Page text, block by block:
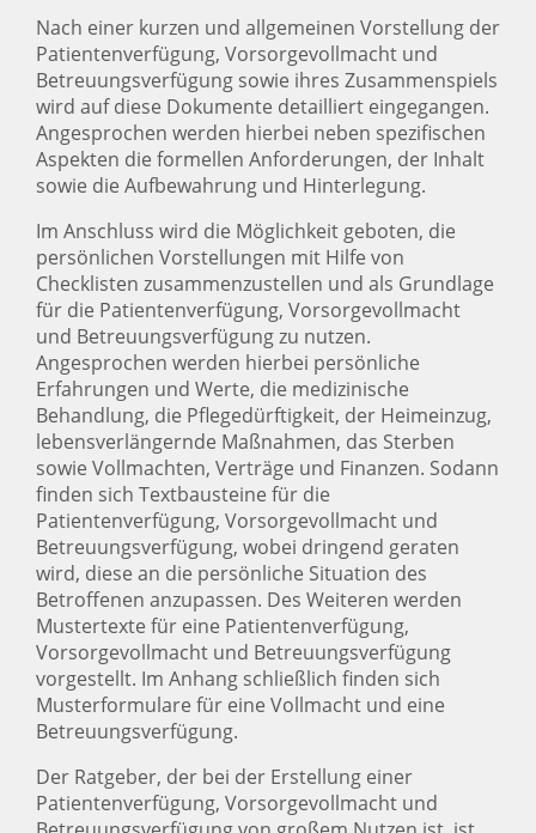
Nach einer kurzen und allgemeinen Vorstellung der
Patientenverfügung, Vorsorgevollmacht und
Betreuungsverfügung sowie ihres Zusammenspiels
wird auf diese Dokumente detailliert eingegangen.
Angesprochen werden hierbei neben spezifischen
Aspekten die formellen Anforderungen, der Inhalt
sowie die Aufbewahrung und Hinterlegung.
Im Anschluss wird die Möglichkeit geboten, die
persönlichen Vorstellungen mit Hilfe von
Checklisten zusammenzustellen und als Grundlage
für die Patientenverfügung, Vorsorgevollmacht
und Betreuungsverfügung zu nutzen.
Angesprochen werden hierbei persönliche
Erfahrungen und Werte, die medizinische
Behandlung, die Pflegedürftigkeit, der Heimeinzug,
lebensverlängernde Maßnahmen, das Sterben
sowie Vollmachten, Verträge und Finanzen. Sodann
finden sich Textbausteine für die
Patientenverfügung, Vorsorgevollmacht und
Betreuungsverfügung, wobei dringend geraten
wird, diese an die persönliche Situation des
Betroffenen anzupassen. Des Weiteren werden
Mustertexte für eine Patientenverfügung,
Vorsorgevollmacht und Betreuungsverfügung
vorgestellt. Im Anhang schließlich finden sich
Musterformulare für eine Vollmacht und eine
Betreuungsverfügung.
Der Ratgeber, der bei der Erstellung einer
Patientenverfügung, Vorsorgevollmacht und